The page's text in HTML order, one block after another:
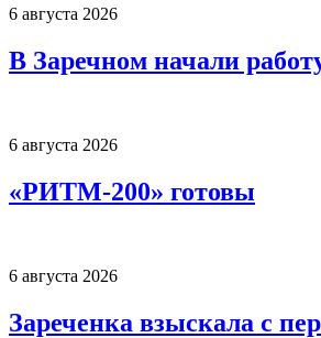
6 августа 2026
В Заречном начали
6 августа 2026
«РИТМ-200» готовы
6 августа 2026
Зареченка взыскала с